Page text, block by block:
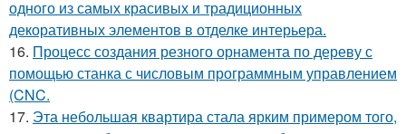
одного из самых красивых и традиционных
декоративных элементов в отделке интерьера.
16. Процесс создания резного орнамента по дереву с
помощью станка с числовым программным управлением
(CNC.
17. Эта небольшая квартира стала ярким примером того,